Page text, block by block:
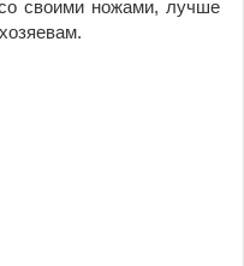
своими ножами, лучше